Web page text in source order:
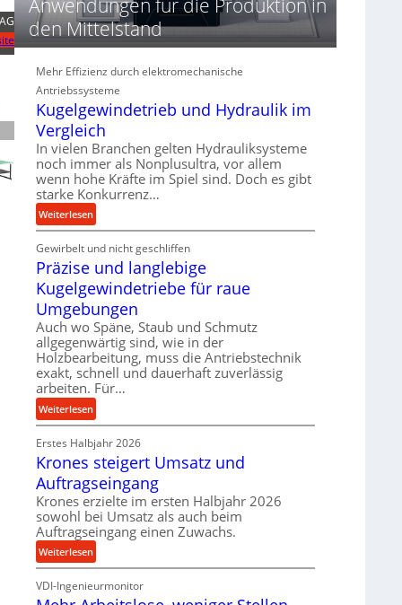
d
i
P
e
r
f
o
r
m
a
n
c
e
i
m
D
r
ü
c
k
p
r
o
z
e
s
s
Anwendungen für die Produktion in
den Mittelstand
Mehr Effizienz durch elektromechanische
Antriebssysteme
Kugelgewindetrieb und Hydraulik im
Vergleich
In vielen Branchen gelten Hydrauliksysteme
noch immer als Nonplusultra, vor allem
wenn hohe Kräfte im Spiel sind. Doch es gibt
starke Konkurrenz…
Weiterlesen:
K
u
g
l
g
e
w
i
n
d
e
r
i
e
b
u
n
d
H
y
Gewirbelt und nicht geschliffen
Präzise und langlebige
Kugelgewindetriebe für raue
Umgebungen
Auch wo Späne, Staub und Schmutz
allgegenwärtig sind, wie in der
Holzbearbeitung, muss die Antriebstechnik
exakt, schnell und dauerhaft zuverlässig
arbeiten. Für…
Weiterlesen:
P
r
ä
i
s
e
u
n
Erstes Halbjahr 2026
Krones steigert Umsatz und
Auftragseingang
Krones erzielte im ersten Halbjahr 2026
sowohl bei Umsatz als auch beim
Auftragseingang einen Zuwachs.
Weiterlesen:
K
r
o
VDI-Ingenieurmonitor